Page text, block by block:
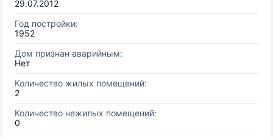
29.07.2012
Год постройки:
1952
Дом признан аварийным:
Нет
Количество жилых помещений:
2
Количество нежилых помещений:
0